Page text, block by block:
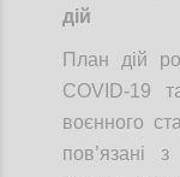
дій
План дій
COVID-19
воєнного
пов’язані